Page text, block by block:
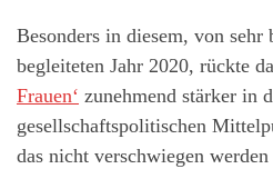
Besonders in diesem, von sehr
begleiteten Jahr 2020, rückte
Frauen‘ zunehmend stärker in
gesellschaftspolitischen
das nicht verschwiegen